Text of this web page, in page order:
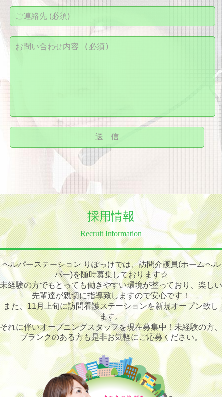
採用情報
Recruit Information
ヘルパーステーション りぽっけでは、訪問介護員(ホームヘル
パー)を随時募集しております☆
未経験の方でもとっても働きやすい環境が整っており、楽しい
先輩達が親切に指導致しますので安心です！
また、11月上旬に訪問看護ステーションを新規オープン致し
ます。
それに伴いオープニングスタッフを現在募集中！未経験の方、
ブランクのある方も是非お気軽にご応募ください。